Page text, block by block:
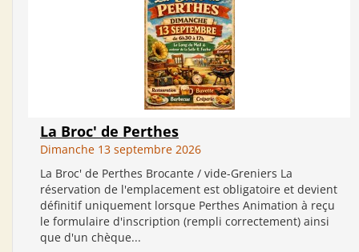
La Broc' de Perthes
Dimanche 13 septembre 2026
La Broc' de Perthes Brocante / vide-Greniers La
réservation de l'emplacement est obligatoire et devient
définitif uniquement lorsque Perthes Animation à reçu
le formulaire d'inscription (rempli correctement) ainsi
que d'un chèque...